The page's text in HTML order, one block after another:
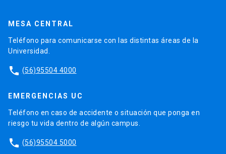
MESA CENTRAL
Teléfono para comunicarse con las distintas áreas de la
Universidad.
phone (56)95504 4000
EMERGENCIAS UC
Teléfono en caso de accidente o situación que ponga en
riesgo tu vida dentro de algún campus.
phone (56)95504 5000